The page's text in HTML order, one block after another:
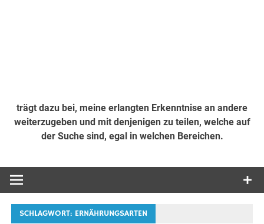
trägt dazu bei, meine erlangten Erkenntnise an andere
weiterzugeben und mit denjenigen zu teilen, welche auf
der Suche sind, egal in welchen Bereichen.
SCHLAGWORT: ERNÄHRUNGSARTEN